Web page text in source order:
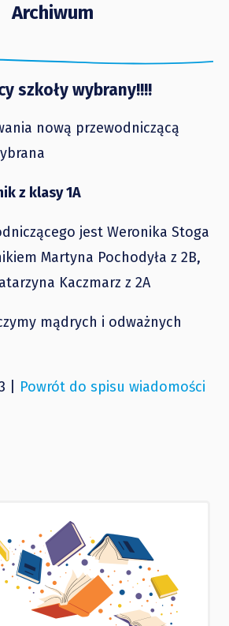
Archiwum
szkoły wybrany!!!!
nową przewodniczącą
z klasy 1A
jest Weronika Stoga
Martyna Pochodyła z 2B,
Kaczmarz z 2A
mądrych i odważnych
| Powrót do spisu wiadomości